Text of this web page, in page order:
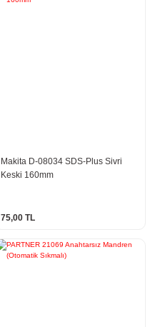
Makita D-08034 SDS-Plus Sivri
Keski 160mm
75,00 TL